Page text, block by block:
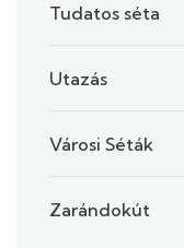
Tudatos séta
Utazás
Városi Séták
Zarándokút